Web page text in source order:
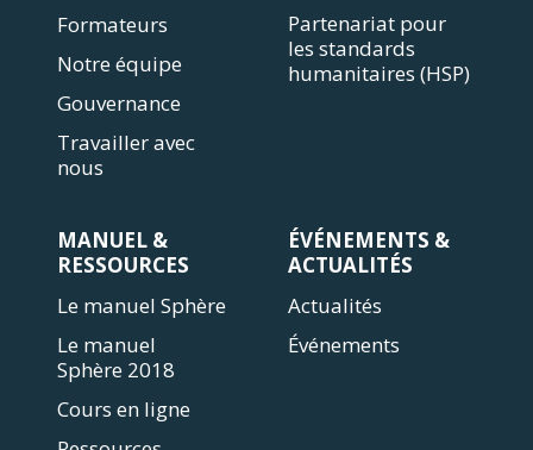
Formateurs
Notre équipe
Gouvernance
Travailler avec
nous
Partenariat pour
les standards
humanitaires (HSP)
MANUEL &
RESSOURCES
Le manuel Sphère
Le manuel
Sphère 2018
Cours en ligne
ÉVÉNEMENTS &
ACTUALITÉS
Actualités
Événements